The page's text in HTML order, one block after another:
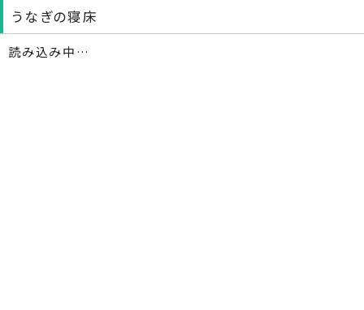
うなぎの寝床
読み込み中…